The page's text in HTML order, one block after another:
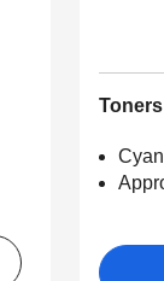
Toners
Cyan